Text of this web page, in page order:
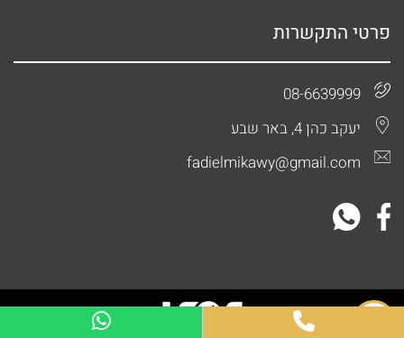
פרטי התקשרות
08-6639999
יעקב כהן 4, באר שבע
fadielmikawy@gmail.com